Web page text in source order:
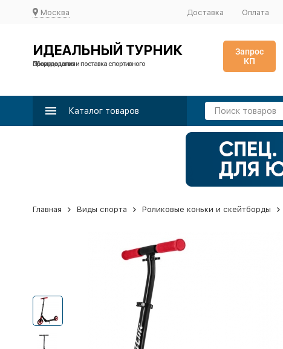
Москва Доставка Оплата
ИДЕАЛЬНЫЙ ТУРНИК
Производство и поставка спортивного оборудования
Запрос
КП
Каталог товаров
Главная Виды спорта Роликовые коньки и скейтборды